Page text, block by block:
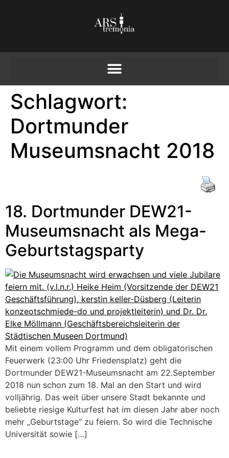
Schlagwort:
Dortmunder
Museumsnacht 2018
18. Dortmunder DEW21-
Museumsnacht als Mega-
Geburtstagsparty
Mit einem vollem Programm und dem obligatorischen
Feuerwerk (23:00 Uhr Friedensplatz) geht die
Dortmunder DEW21-Museumsnacht am 22.September
2018 nun schon zum 18. Mal an den Start und wird
volljährig. Das weit über unsere Stadt bekannte und
beliebte riesige Kulturfest hat im diesen Jahr aber noch
mehr „Geburtstage“ zu feiern. So wird die Technische
Universität sowie […]